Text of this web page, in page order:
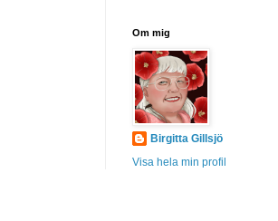
Om mig
Birgitta Gillsjö
Visa hela min profil